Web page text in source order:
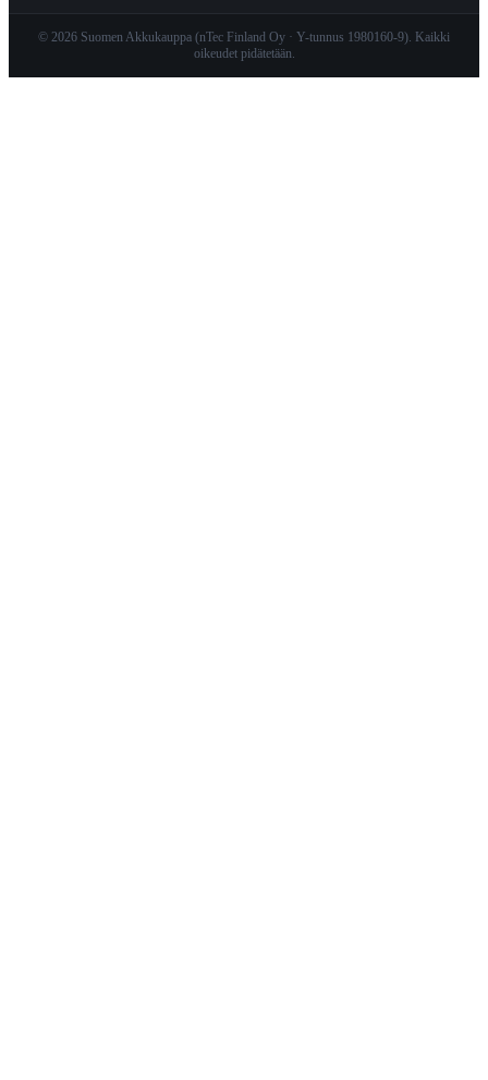
© 2026 Suomen Akkukauppa (nTec Finland Oy · Y-tunnus 1980160-9). Kaikki
oikeudet pidätetään.